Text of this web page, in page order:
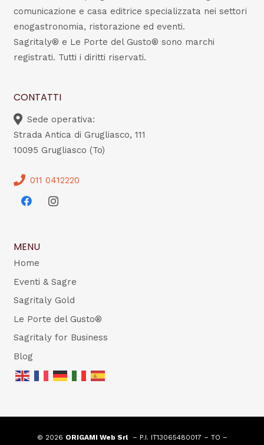
comunicazione e casa editrice specializzata nei settori
enogastronomia, ristorazione ed eventi.
Sagritaly® e Le Porte del Gusto® sono marchi
registrati. Tutti i diritti riservati.
CONTATTI
Sede operativa:
Strada Antica di Grugliasco, 111
10095 Grugliasco (To)
011 0412220
MENU
Home
Eventi & Sagre
Sagritaly Gold
Le Porte del Gusto®
Sagritaly for Business
Blog
© 2026 ORIGAMI Web Srl– P.I. IT13065480017 – TO –